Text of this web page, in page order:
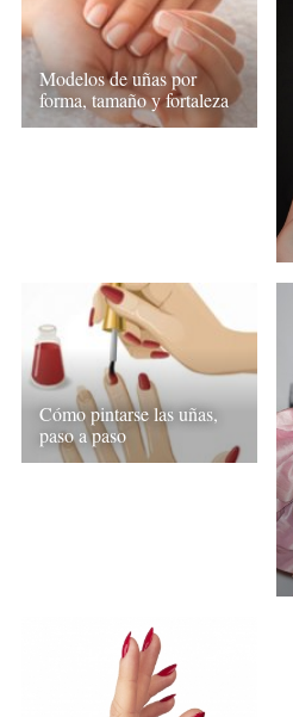
Modelos de uñas por
forma, tamaño y fortaleza
Cómo pintarse las uñas,
paso a paso